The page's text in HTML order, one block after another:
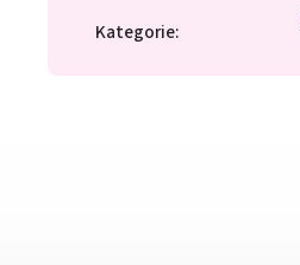
Kategorie: